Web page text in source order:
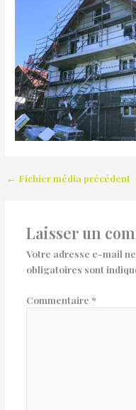
← Fichier média précédent
Laisser un
Votre adresse e-mail
obligatoires sont
Commentaire *